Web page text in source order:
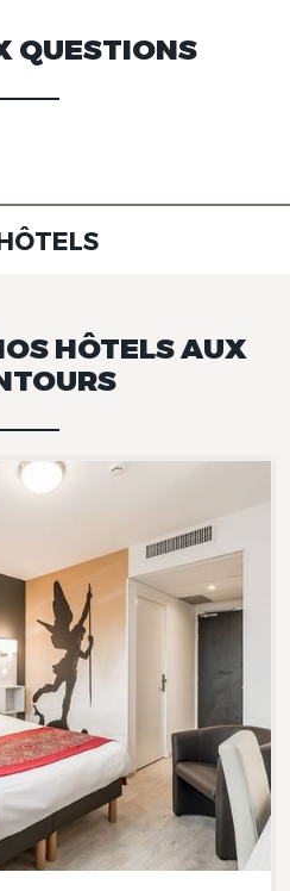
QUESTIONS
HÔTELS AUX